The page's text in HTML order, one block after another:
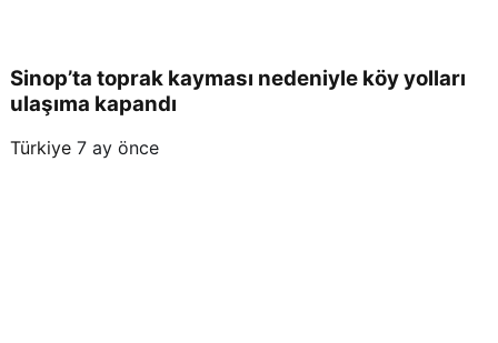
Sinop’ta toprak kayması nedeniyle köy yolları
ulaşıma kapandı
Türkiye 7 ay önce